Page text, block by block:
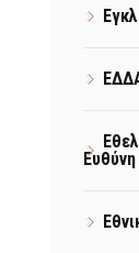
Ευθύνη